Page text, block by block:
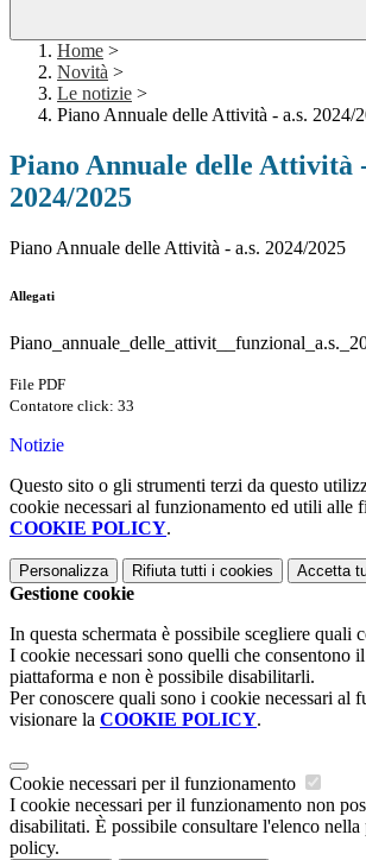
Home >
Novità >
Le notizie >
Piano Annuale delle Attività - a.s. 2024/
Piano Annuale delle Attività
2024/2025
Piano Annuale delle Attività - a.s. 2024/2025
Allegati
File PDF
Contatore click: 33
Notizie
Questo sito o gli strumenti terzi da questo
cookie necessari al funzionamento ed utili alle
COOKIE POLICY.
Personalizza Rifiuta tutti i cookies Accetta
Gestione cookie
In questa schermata è possibile scegliere quali
I cookie necessari sono quelli che consentono
piattaforma e non è possibile disabilitarli.
Per conoscere quali sono i cookie necessari al
visionare la COOKIE POLICY.
Cookie necessari per il funzionamento
I cookie necessari per il funzionamento non
disabilitati. È possibile consultare l'elenco
policy.